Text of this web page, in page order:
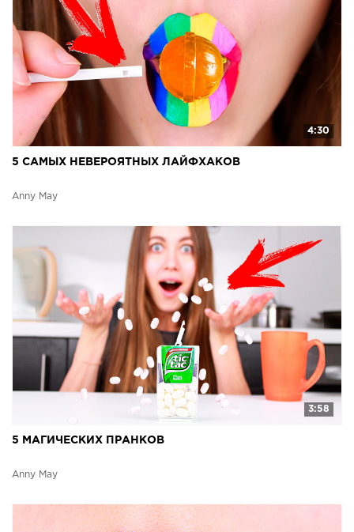
4:30
5 САМЫХ НЕВЕРОЯТНЫХ ЛАЙФХАКОВ
Anny May
3:58
5 МАГИЧЕСКИХ ПРАНКОВ
Anny May